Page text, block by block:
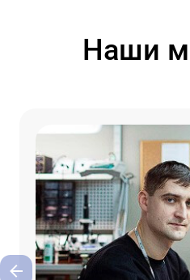
Наши